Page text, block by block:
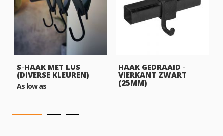
S-HAAK MET LUS
(DIVERSE KLEUREN)
As low as
HAAK GEDRAAID -
VIERKANT ZWART
(25MM)